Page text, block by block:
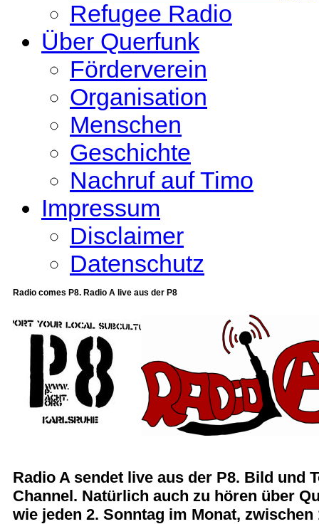
Refugee Radio
Über Querfunk
Förderverein
Organisation
Menschen
Geschichte
Nachruf auf Timo
Impressum
Disclaimer
Datenschutz
Radio comes P8. Radio A live aus der P8
Radio A sendet live aus der P8. Bild und
Channel. Natürlich auch zu hören über
wie jeden 2. Sonntag im Monat, zwischen